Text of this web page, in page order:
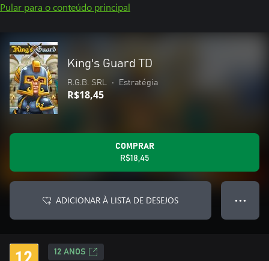
Pular para o conteúdo principal
King's Guard TD
R.G.B. SRL • Estratégia
R$18,45
COMPRAR
R$18,45
ADICIONAR À LISTA DE DESEJOS ● ● ●
12 ANOS